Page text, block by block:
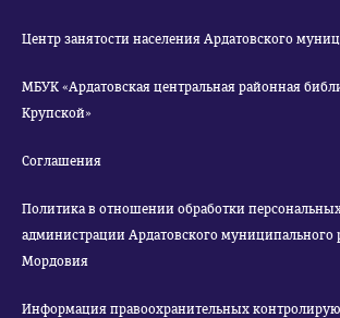
Центр занятости населения Ардатовского
МБУК «Ардатовская центральная районная
Крупской»
Соглашения
Политика в отношении обработки
администрации Ардатовского муниципального
Мордовия
Информация правоохранительных